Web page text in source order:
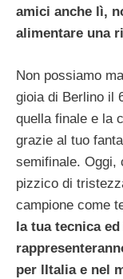
amici anche lì,
alimentare una
Non possiamo
gioia di Berlino il
quella finale e la
grazie al tuo
semifinale. Oggi,
pizzico di
campione come
la tua tecnica
per lItalia e nel